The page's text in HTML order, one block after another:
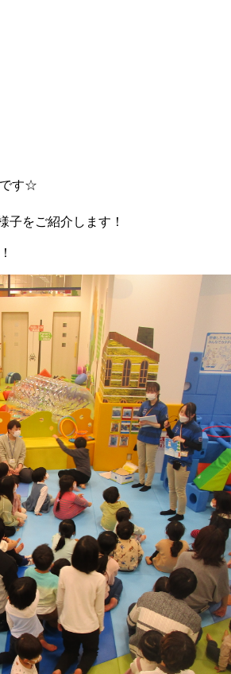
です☆
子をご紹介します！